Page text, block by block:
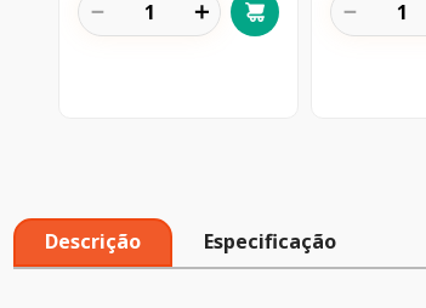
＋
－ －
Descrição Especificação